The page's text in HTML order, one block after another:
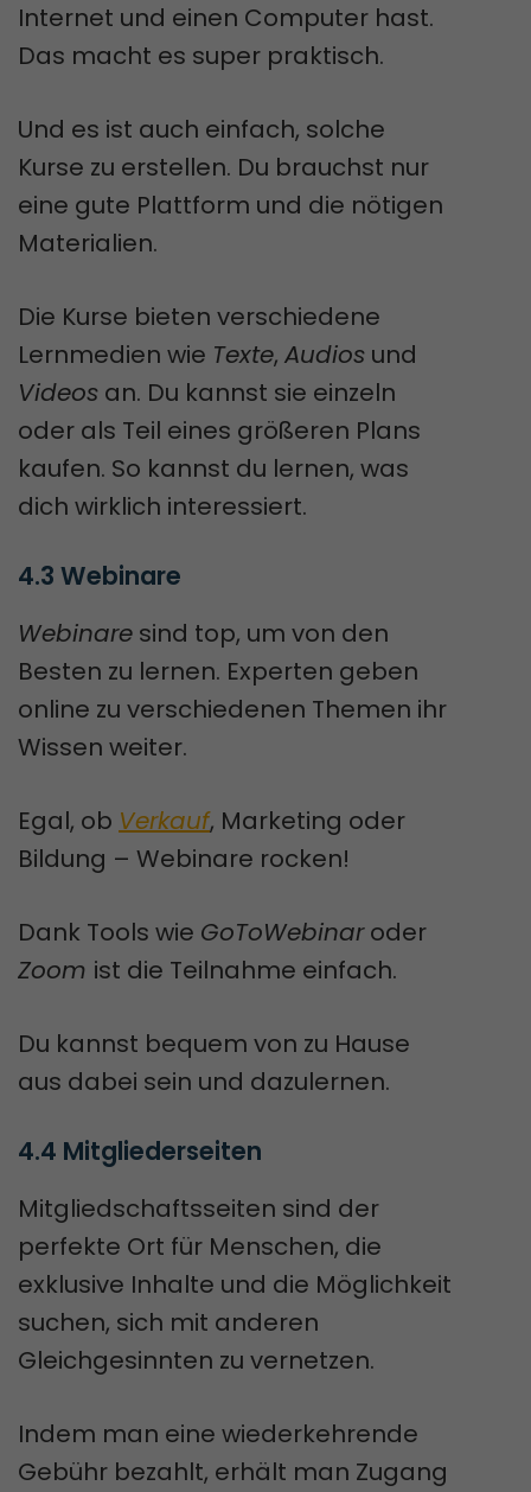
Internet und einen Computer hast.
Das macht es super praktisch.
Und es ist auch einfach, solche
Kurse zu erstellen. Du brauchst nur
eine gute Plattform und die nötigen
Materialien.
Die Kurse bieten verschiedene
Lernmedien wie Texte, Audios und
Videos an. Du kannst sie einzeln
oder als Teil eines größeren Plans
kaufen. So kannst du lernen, was
dich wirklich interessiert.
4.3 Webinare
Webinare sind top, um von den
Besten zu lernen. Experten geben
online zu verschiedenen Themen ihr
Wissen weiter.
Egal, ob Verkauf, Marketing oder
Bildung – Webinare rocken!
Dank Tools wie GoToWebinaroder
Zoom ist die Teilnahme einfach.
Du kannst bequem von zu Hause
aus dabei sein und dazulernen.
4.4 Mitgliederseiten
Mitgliedschaftsseiten sind der
perfekte Ort für Menschen, die
exklusive Inhalte und die Möglichkeit
suchen, sich mit anderen
Gleichgesinnten zu vernetzen.
Indem man eine wiederkehrende
Gebühr bezahlt, erhält man Zugang